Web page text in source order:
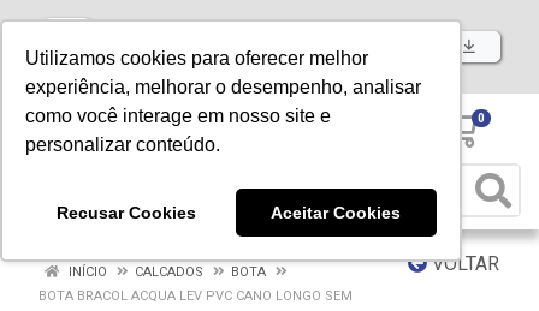
Utilizamos cookies para oferecer melhor
experiência, melhorar o desempenho, analisar
como você interage em nosso site e
personalizar conteúdo.
Recusar Cookies Aceitar Cookies
Baixe já nosso APP
0
VOLTAR
INÍCIO CALCADOS
BOTA
BOTA BRACOL ACQUA LEV PVC CANO LONGO SEM